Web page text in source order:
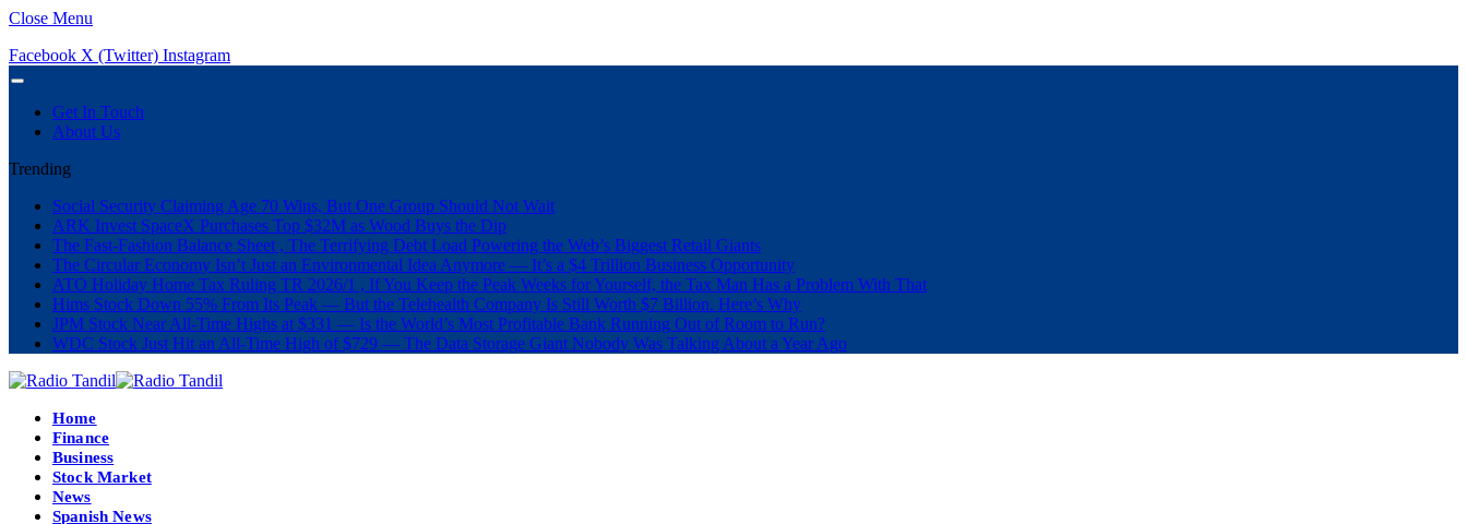
Close Menu
Facebook X (Twitter) Instagram
Get In Touch
About Us
Trending
Social Security Claiming Age 70 Wins, But One Group Should Not Wait
ARK Invest SpaceX Purchases Top $32M as Wood Buys the Dip
The Fast-Fashion Balance Sheet , The Terrifying Debt Load Powering the Web’s Biggest Retail Giants
The Circular Economy Isn’t Just an Environmental Idea Anymore — It’s a $4 Trillion Business Opportunity
ATO Holiday Home Tax Ruling TR 2026/1 , If You Keep the Peak Weeks for Yourself, the Tax Man Has a Problem With That
Hims Stock Down 55% From Its Peak — But the Telehealth Company Is Still Worth $7 Billion. Here’s Why
JPM Stock Near All-Time Highs at $331 — Is the World’s Most Profitable Bank Running Out of Room to Run?
WDC Stock Just Hit an All-Time High of $729 — The Data Storage Giant Nobody Was Talking About a Year Ago
Home
Finance
Business
Stock Market
News
Spanish News